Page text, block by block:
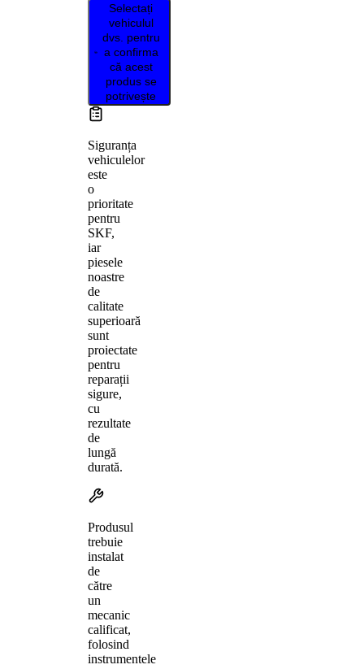
Selectați
vehiculul
dvs. pentru
a confirma
că acest
produs se
potrivește
Siguranța
vehiculelor
este
o
prioritate
pentru
SKF,
iar
piesele
noastre
de
calitate
superioară
sunt
proiectate
pentru
reparații
sigure,
cu
rezultate
de
lungă
durată.
Produsul
trebuie
instalat
de
către
un
mecanic
calificat,
folosind
instrumentele